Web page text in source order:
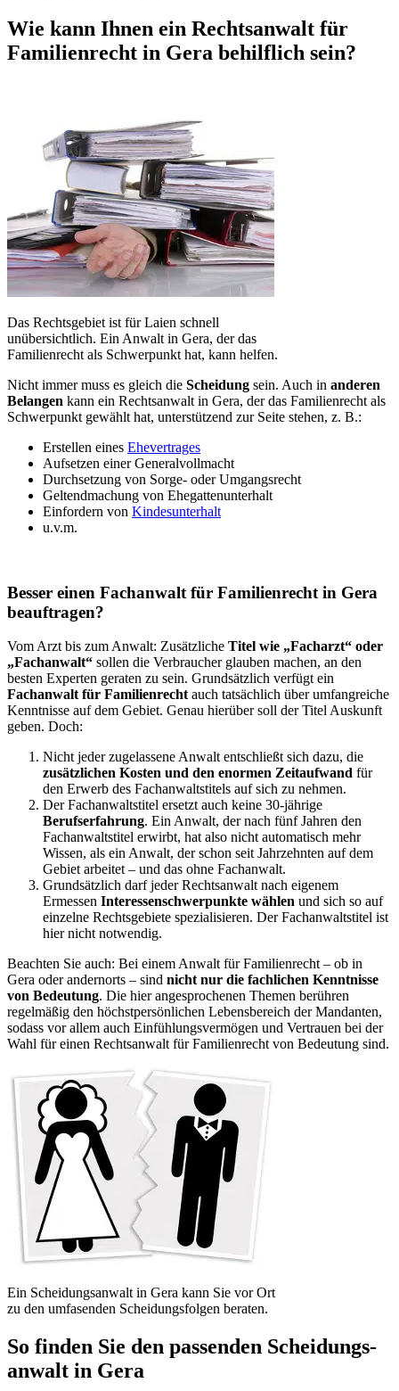
Wie kann Ihnen ein Rechtsanwalt für
Familienrecht in Gera behilflich sein?
Das Rechtsgebiet ist für Laien schnell
unübersichtlich. Ein Anwalt in Gera, der das
Familienrecht als Schwerpunkt hat, kann helfen.
Nicht immer muss es gleich die Scheidung sein. Auch in anderen
Belangen kann ein Rechtsanwalt in Gera, der das Familienrecht als
Schwerpunkt gewählt hat, unterstützend zur Seite stehen, z. B.:
Erstellen eines Ehevertrages
Aufsetzen einer Generalvollmacht
Durchsetzung von Sorge- oder Umgangsrecht
Geltendmachung von Ehegattenunterhalt
Einfordern von Kindesunterhalt
u.v.m.
Besser einen Fachanwalt für Familienrecht in Gera
beauftragen?
Vom Arzt bis zum Anwalt: Zusätzliche Titel wie „Facharzt“ oder
„Fachanwalt“ sollen die Verbraucher glauben machen, an den
besten Experten geraten zu sein. Grundsätzlich verfügt ein
Fachanwalt für Familienrecht auch tatsächlich über umfangreiche
Kenntnisse auf dem Gebiet. Genau hierüber soll der Titel Auskunft
geben. Doch:
Nicht jeder zugelassene Anwalt entschließt sich dazu, die
zusätzlichen Kosten und den enormen Zeitaufwand für
den Erwerb des Fachanwaltstitels auf sich zu nehmen.
Der Fachanwaltstitel ersetzt auch keine 30-jährige
Berufserfahrung. Ein Anwalt, der nach fünf Jahren den
Fachanwaltstitel erwirbt, hat also nicht automatisch mehr
Wissen, als ein Anwalt, der schon seit Jahrzehnten auf dem
Gebiet arbeitet – und das ohne Fachanwalt.
Grundsätzlich darf jeder Rechtsanwalt nach eigenem
Ermessen Interessenschwerpunkte wählen und sich so auf
einzelne Rechtsgebiete spezialisieren. Der Fachanwaltstitel ist
hier nicht notwendig.
Beachten Sie auch: Bei einem Anwalt für Familienrecht – ob in
Gera oder andernorts – sind nicht nur die fachlichen Kenntnisse
von Bedeutung. Die hier angesprochenen Themen berühren
regelmäßig den höchstpersönlichen Lebensbereich der Mandanten,
sodass vor allem auch Einfühlungsvermögen und Vertrauen bei der
Wahl für einen Rechtsanwalt für Familienrecht von Bedeutung sind.
Ein Scheidungsanwalt in Gera kann Sie vor Ort
zu den umfasenden Scheidungsfolgen beraten.
So finden Sie den passenden Scheidungs­
anwalt in Gera